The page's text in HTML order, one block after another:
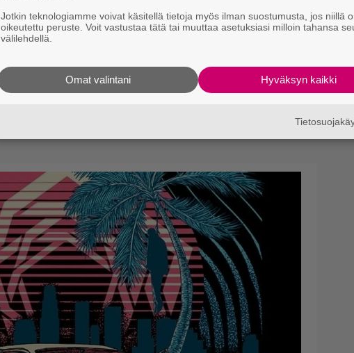
Jotkin teknologiamme voivat käsitellä tietoja myös ilman suostumusta, jos niillä
oikeutettu peruste. Voit vastustaa tätä tai muuttaa asetuksiasi milloin tahansa
välilehdellä.
Hyväksyn kaikki
Omat valintani